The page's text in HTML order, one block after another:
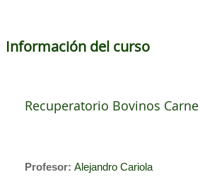
Información del curso
Recuperatorio Bovinos Carne I
Profesor: Alejandro Cariola